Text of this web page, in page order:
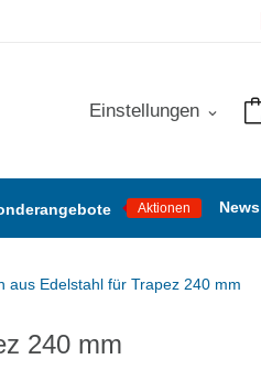
Einstellungen expand_more
Aktionen News
aus Edelstahl für Trapez 240 mm
240 mm